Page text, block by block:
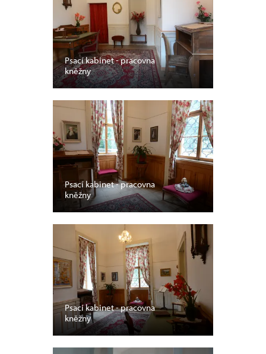
Psací kabinet - pracovna
kněžny
Psací kabinet - pracovna
kněžny
Psací kabinet - pracovna
kněžny